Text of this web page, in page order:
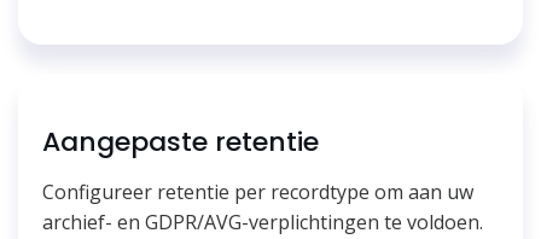
Aangepaste retentie
Configureer retentie per recordtype om aan uw
archief- en GDPR/AVG-verplichtingen te voldoen.